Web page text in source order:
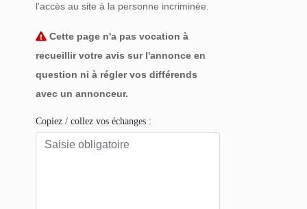
l'accès au site à la personne incriminée.
Cette page n'a pas vocation à
recueillir votre avis sur l'annonce en
question ni à régler vos différends
avec un annonceur.
Copiez / collez vos échanges :